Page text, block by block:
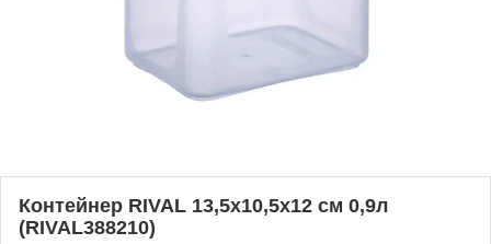
Контейнер RIVAL 13,5x10,5x12 см 0,9л
(RIVAL388210)